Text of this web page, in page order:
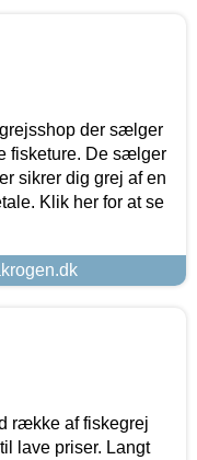
der sælger
fisketure. De sælger
sikrer dig grej af en
Klik her for at se
række af fiskegrej
lave priser. Langt